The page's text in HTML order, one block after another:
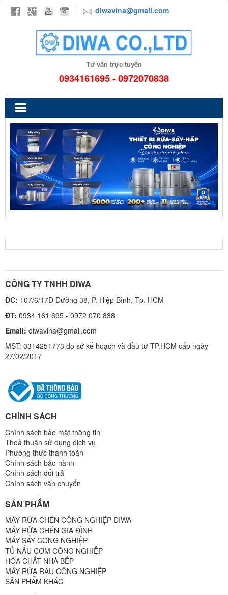
diwavina@gmail.com
Tư vấn trực tuyến
0934161695 - 0972070838
CÔNG TY TNHH DIWA
ĐC: 107/6/17D Đường 38, P. Hiệp Bình, Tp. HCM
ĐT: 0934 161 695 - 0972 070 838
Email: diwavina@gmail.com
MST: 0314251773 do sở kế hoạch và đầu tư TP.HCM cấp ngày
27/02/2017
CHÍNH SÁCH
Chính sách bảo mật thông tin
Thoả thuận sử dụng dịch vụ
Phương thức thanh toán
Chính sách bảo hành
Chính sách đổi trả
Chính sách vận chuyển
SẢN PHẨM
MÁY RỬA CHÉN CÔNG NGHIỆP DIWA
MÁY RỬA CHÉN GIA ĐÌNH
MÁY SẤY CÔNG NGHIỆP
TỦ NẤU CƠM CÔNG NGHIỆP
HÓA CHẤT NHÀ BẾP
MÁY RỬA RAU CÔNG NGHIỆP
SẢN PHẨM KHÁC